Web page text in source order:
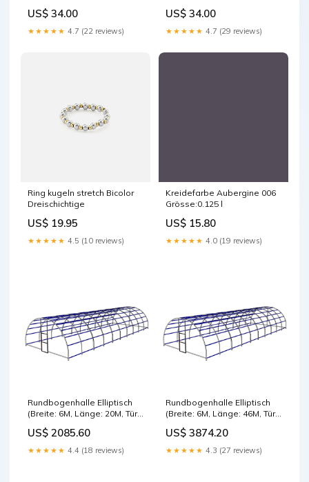
US$ 34.00
★★★★★ 4.7 (22 reviews)
US$ 34.00
★★★★★ 4.7 (29 reviews)
Ring kugeln stretch Bicolor
Dreischichtige
US$ 19.95
★★★★★ 4.5 (10 reviews)
Kreidefarbe Aubergine 006
Grösse:0.125 l
US$ 15.80
★★★★★ 4.0 (19 reviews)
Rundbogenhalle Elliptisch
(Breite: 6M, Länge: 20M, Tür:
ohne Isolation
US$ 2085.60
★★★★★ 4.4 (18 reviews)
Rundbogenhalle Elliptisch
(Breite: 6M, Länge: 46M, Tür:
Bizophole+Izofelt
US$ 3874.20
★★★★★ 4.3 (27 reviews)